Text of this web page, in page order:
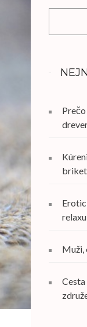
relaxu
Muži,